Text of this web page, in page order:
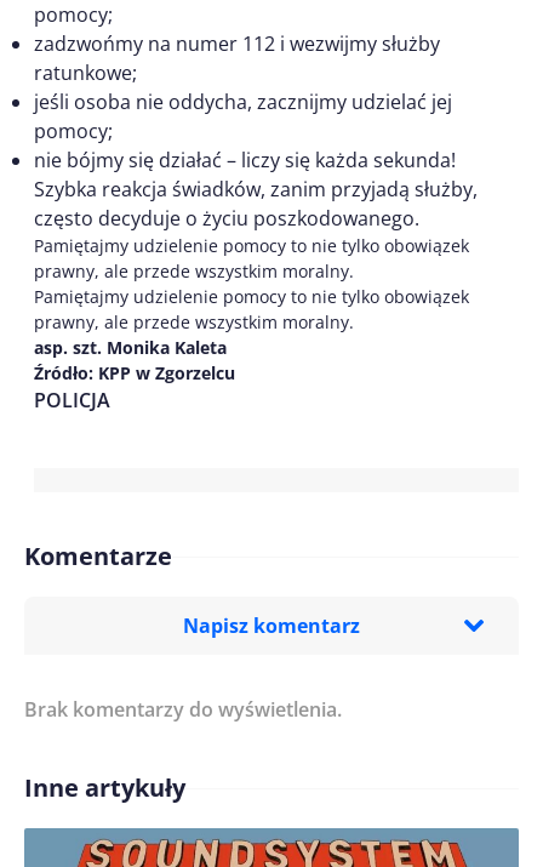
pomocy;
zadzwońmy na numer 112 i wezwijmy służby
ratunkowe;
jeśli osoba nie oddycha, zacznijmy udzielać jej
pomocy;
nie bójmy się działać – liczy się każda sekunda!
Szybka reakcja świadków, zanim przyjadą służby,
często decyduje o życiu poszkodowanego.
Pamiętajmy udzielenie pomocy to nie tylko obowiązek
prawny, ale przede wszystkim moralny.
Pamiętajmy udzielenie pomocy to nie tylko obowiązek
prawny, ale przede wszystkim moralny.
asp. szt. Monika Kaleta
Źródło: KPP w Zgorzelcu
POLICJA
Komentarze
Napisz komentarz
Treść komentarza*
Imię/ Nick*
Brak komentarzy do wyświetlenia.
Inne artykuły